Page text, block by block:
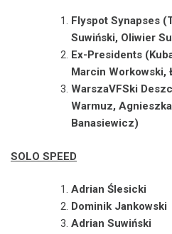
Flyspot Synapses
Suwiński, Oliwier
Ex-Presidents
Marcin Workowski,
WarszaVFSki
Warmuz,
Banasiewicz)
SOLO SPEED
Adrian Ślesicki
Dominik Jankowski
Adrian Suwiński